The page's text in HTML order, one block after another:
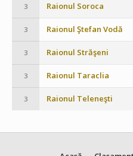
3 Raionul Soroca
3 Raionul Ştefan Vodă
3 Raionul Străşeni
3 Raionul Taraclia
3 Raionul Teleneşti